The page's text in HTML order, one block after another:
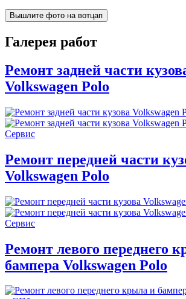
Вышлите фото на вотцап
Галерея работ
Ремонт задней части
Volkswagen Polo
Ремонт передней части
Volkswagen Polo
Ремонт левого переднего
бампера Volkswagen Polo